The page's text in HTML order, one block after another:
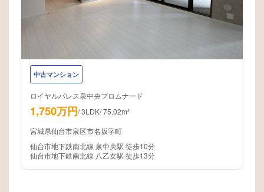
中古マンション
ロイヤルパレス泉中央プロムナード
1,750万円/3LDK/75.02m²
宮城県仙台市泉区市名坂字町
仙台市地下鉄南北線 泉中央駅 徒歩10分
仙台市地下鉄南北線 八乙女駅 徒歩13分